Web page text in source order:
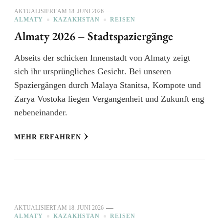
AKTUALISIERT AM 18. JUNI 2026
ALMATY
KAZAKHSTAN REISEN
Almaty 2026 – Stadtspaziergänge
Abseits der schicken Innenstadt von Almaty zeigt
sich ihr ursprüngliches Gesicht. Bei unseren
Spaziergängen durch Malaya Stanitsa, Kompote und
Zarya Vostoka liegen Vergangenheit und Zukunft eng
nebeneinander.
MEHR ERFAHREN
AKTUALISIERT AM 18. JUNI 2026
ALMATY
KAZAKHSTAN REISEN